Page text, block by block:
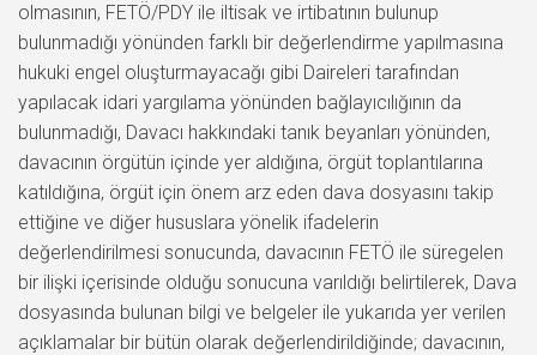
olmasının, FETÖ/PDY ile iltisak ve irtibatının bulunup
bulunmadığı yönünden farklı bir değerlendirme yapılmasına
hukuki engel oluşturmayacağı gibi Daireleri tarafından
yapılacak idari yargılama yönünden bağlayıcılığının da
bulunmadığı, Davacı hakkındaki tanık beyanları yönünden,
davacının örgütün içinde yer aldığına, örgüt toplantılarına
katıldığına, örgüt için önem arz eden dava dosyasını takip
ettiğine ve diğer hususlara yönelik ifadelerin
değerlendirilmesi sonucunda, davacının FETÖ ile süregelen
bir ilişki içerisinde olduğu sonucuna varıldığı belirtilerek, Dava
dosyasında bulunan bilgi ve belgeler ile yukarıda yer verilen
açıklamalar bir bütün olarak değerlendirildiğinde; davacının,